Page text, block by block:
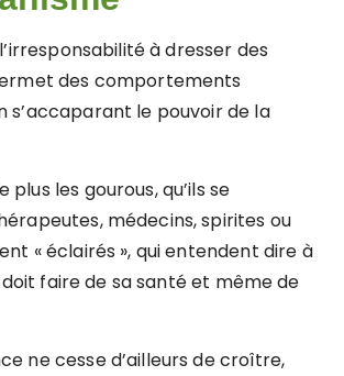
à dresser des
des comportements
s’accaparant le pouvoir de la
les gourous, qu’ils se
médecins, spirites ou
« éclairés », qui entendent dire à
doit faire de sa santé et même de
ne cesse d’ailleurs de croître,